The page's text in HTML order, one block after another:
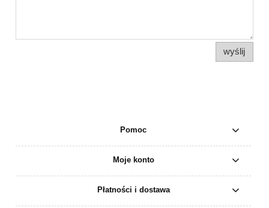
wyślij
Pomoc
Moje konto
Płatności i dostawa